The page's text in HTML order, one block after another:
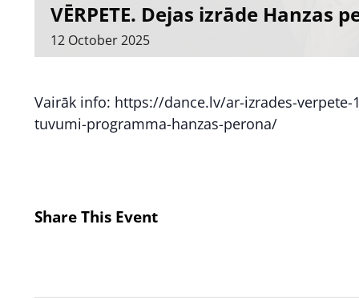
VĒRPETE. Dejas izrāde Hanzas
12 October2025
Vairāk info: https://dance.lv/ar-izrades-
tuvumi-programma-hanzas-perona/
Share This Event